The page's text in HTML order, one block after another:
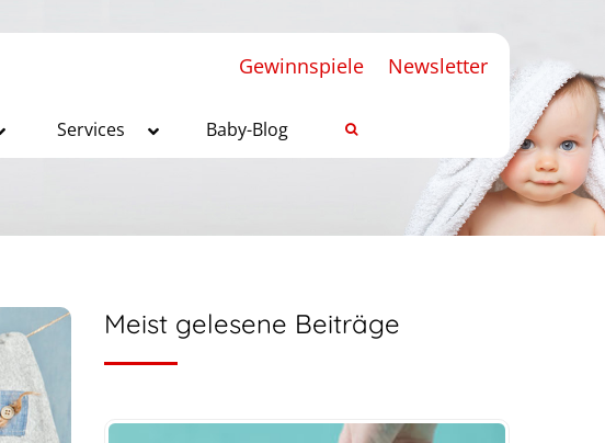
Gewinnspiele Newsletter
Services Baby-Blog
Meist gelesene Beiträge